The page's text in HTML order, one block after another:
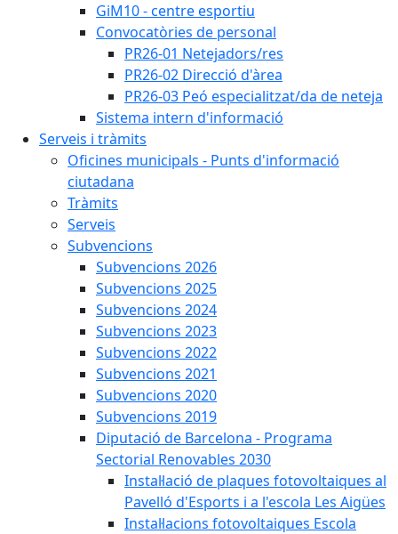
GiM10 - centre esportiu
Convocatòries de personal
PR26-01 Netejadors/res
PR26-02 Direcció d'àrea
PR26-03 Peó especialitzat/da de neteja
Sistema intern d'informació
Serveis i tràmits
Oficines municipals - Punts d'informació
ciutadana
Tràmits
Serveis
Subvencions
Subvencions 2026
Subvencions 2025
Subvencions 2024
Subvencions 2023
Subvencions 2022
Subvencions 2021
Subvencions 2020
Subvencions 2019
Diputació de Barcelona - Programa
Sectorial Renovables 2030
Instal·lació de plaques fotovoltaiques al
Pavelló d'Esports i a l'escola Les Aigües
Instal·lacions fotovoltaiques Escola